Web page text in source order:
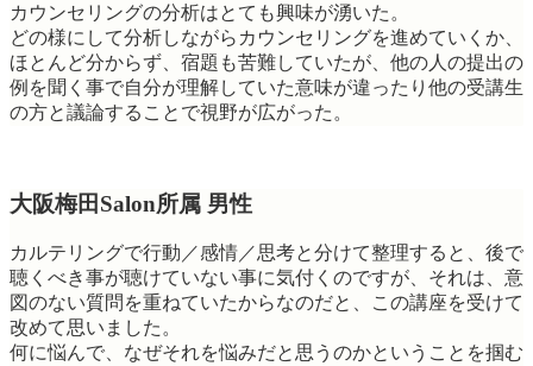
カウンセリングの分析はとても興味が湧いた。
どの様にして分析しながらカウンセリングを進めていくか、
ほとんど分からず、宿題も苦難していたが、他の人の提出の
例を聞く事で自分が理解していた意味が違ったり他の受講生
の方と議論することで視野が広がった。
大阪梅田Salon所属 男性
カルテリングで行動／感情／思考と分けて整理すると、後で
聴くべき事が聴けていない事に気付くのですが、それは、意
図のない質問を重ねていたからなのだと、この講座を受けて
改めて思いました。
何に悩んで、なぜそれを悩みだと思うのかということを掴む